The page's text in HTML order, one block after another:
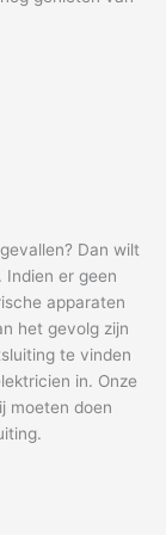
Dan wilt
Indien er geen
apparaten
het gevolg zijn
te vinden
in. Onze
moeten doen